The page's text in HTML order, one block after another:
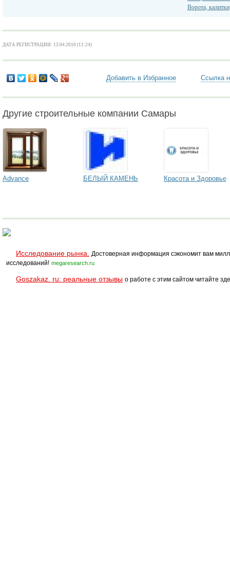
Ворота,
ДАТА РЕГИСТРАЦИИ: 13.04.2010 (11:24)
Добавить в Избранное Ссылка
Другие строительные компании Самары
Advance БЕЛЫЙ КАМЕНЬ Красота и Здоровье
Исследование рынка.
Достоверная информация сэкономит вам
исследований! megaresearch.ru
Goszakaz. ru: реальные отзывы о работе с этим сайтом читайте